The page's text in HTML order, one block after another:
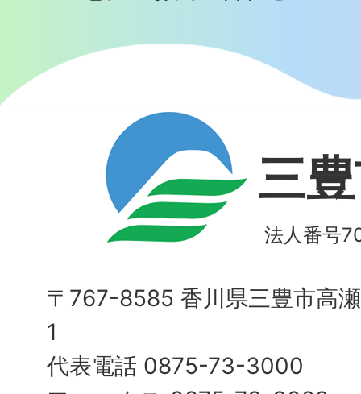
三
法人番号
〒767-8585 香川県三豊市高
1
代表電話 0875-73-3000